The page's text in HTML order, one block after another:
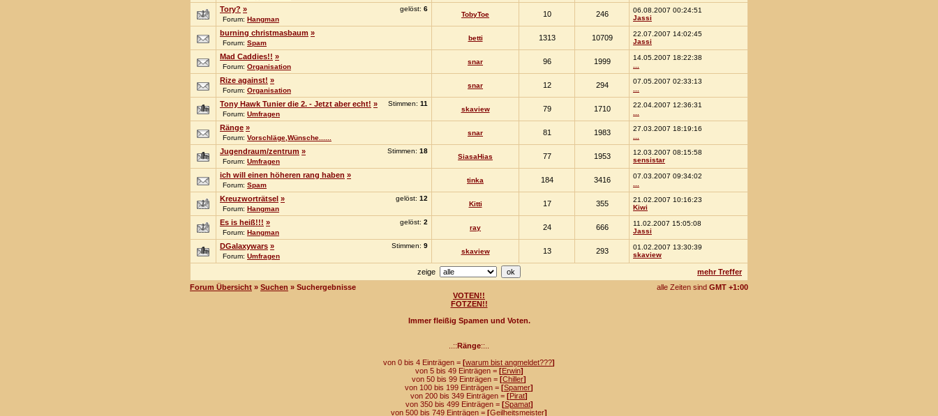
gelöst: 6
Tory? »
Forum: Hangman
TobyToe 10 246
06.08.2007 00:24:51
Jassi
burning christmasbaum »
Forum: Spam
betti 1313 10709
22.07.2007 14:02:45
Jassi
Mad Caddies!! »
Forum: Organisation
snar 96 1999
14.05.2007 18:22:38
Rize against! »
Forum: Organisation
snar 12 294
07.05.2007 02:33:13
Stimmen: 11
Tony Hawk Tunier die 2. - Jetzt aber echt! »
Forum: Umfragen
skaview 79 1710
22.04.2007 12:36:31
Ränge »
Forum: Vorschläge,Wünsche......
snar 81 1983
27.03.2007 18:19:16
Stimmen: 18
Jugendraum/zentrum »
Forum: Umfragen
SiasaHias 77 1953
12.03.2007 08:15:58
sensistar
ich will einen höheren rang haben »
Forum: Spam
tinka 184 3416
07.03.2007 09:34:02
gelöst: 12
Kreuzworträtsel »
Forum: Hangman
Kitti 17 355
21.02.2007 10:16:23
Kiwi
gelöst: 2
Es is heiß!!! »
Forum: Hangman
ray 24 666
11.02.2007 15:05:08
Jassi
Stimmen: 9
DGalaxywars »
Forum: Umfragen
skaview 13 293
01.02.2007 13:30:39
skaview
zeige
mehr Treffer
Forum Übersicht » Suchen » Suchergebnisse alle Zeiten sind GMT +1:00
VOTEN!!
FOTZEN!!
Immer fleißig Spamen und Voten.
..::Ränge::..
von 0 bis 4 Einträgen = [warum bist angmeldet???]
von 5 bis 49 Einträgen = [Erwin]
von 50 bis 99 Einträgen = [Chiller]
von 100 bis 199 Einträgen = [Spamer]
von 200 bis 349 Einträgen = [Pirat]
von 350 bis 499 Einträgen = [Spamat]
von 500 bis 749 Einträgen = [Geilheitsmeister]